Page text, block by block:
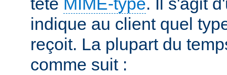
indique au client quel
reçoit. La plupart du
comme suit :